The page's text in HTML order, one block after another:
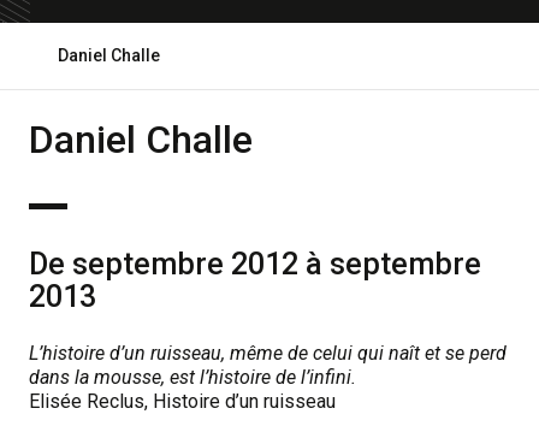
Daniel Challe
Daniel Challe
De septembre 2012 à septembre
2013
L’histoire d’un ruisseau, même de celui qui naît et se perd
dans la mousse, est l’histoire de l’infini.
Elisée Reclus, Histoire d’un ruisseau